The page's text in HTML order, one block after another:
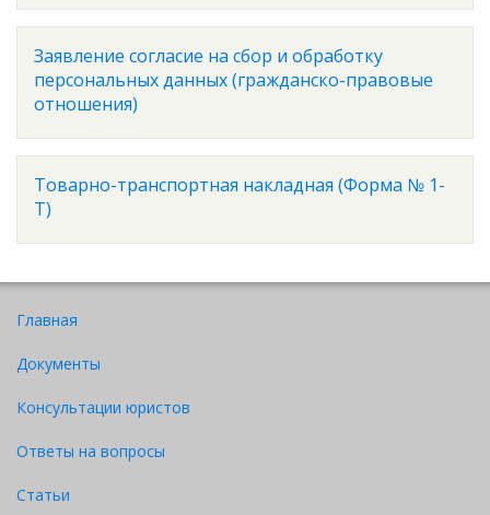
Заявление согласие на сбор и обработку
персональных данных (гражданско-правовые
отношения)
Товарно-транспортная накладная (Форма № 1-
Т)
Главная
Документы
Консультации юристов
Ответы на вопросы
Статьи